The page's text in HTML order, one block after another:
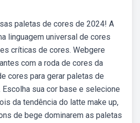
paletas de cores de 2024! A
linguagem universal de cores
críticas de cores. Webgere
com a roda de cores da
cores para gerar paletas de
sua cor base e selecione
da tendência do latte make up,
de bege dominarem as paletas